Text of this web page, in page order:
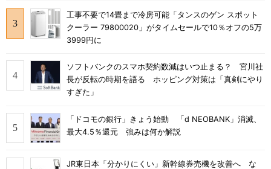
工事不要で14畳まで冷房可能「タンスのゲン スポット
クーラー 79800020」がタイムセールで10％オフの5万
3999円に
ソフトバンクのスマホ契約数減はいつ止まる？ 宮川社
長が反転の時期を語る ホッピング対策は「真剣にやり
すぎた」
「ドコモの銀行」きょう始動 「d NEOBANK」消滅、
最大4.5％還元 強みは何か解説
JR東日本「分かりにくい」新幹線券売機を改善へ な